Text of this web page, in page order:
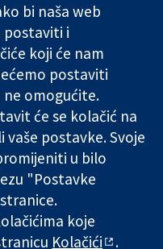
Novosti
medije
O nama
Poslovi
Cochrane
Library
(no. 1045921) and a
registered in
GB 718 2127 49.
bi naša web
postaviti i
koji će nam
postaviti
ne omogućite.
će se kolačić na
postavke. Svoje
u bilo
"Postavke
koje
Kolačići .